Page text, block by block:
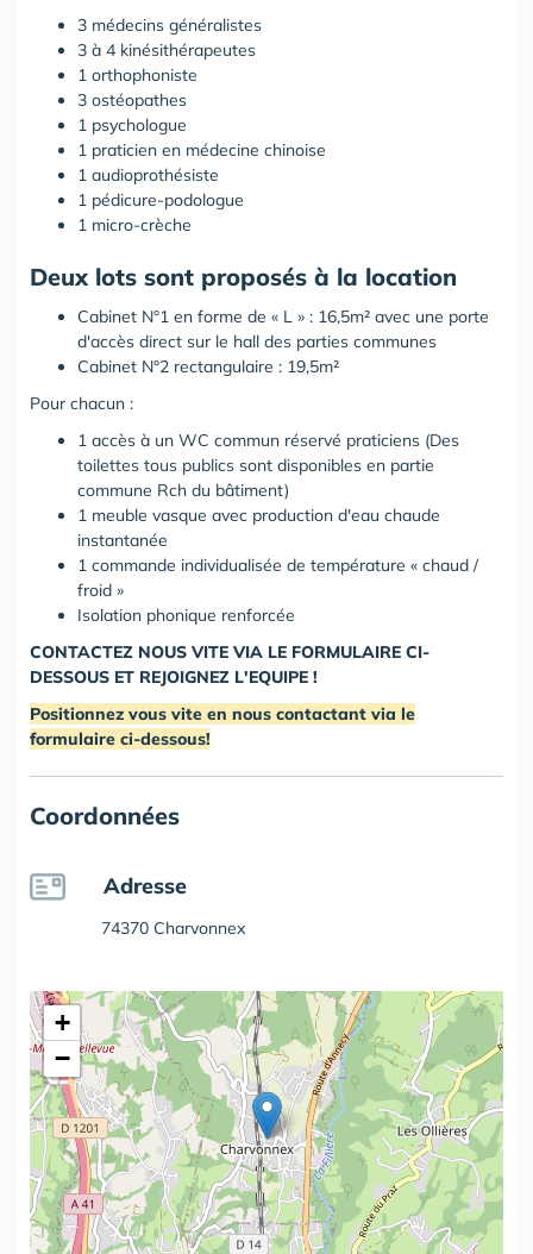
3 médecins généralistes
3 à 4 kinésithérapeutes
1 orthophoniste
3 ostéopathes
1 psychologue
1 praticien en médecine chinoise
1 audioprothésiste
1 pédicure-podologue
1 micro-crèche
Deux lots sont proposés à la location
Cabinet N°1 en forme de « L » : 16,5m² avec une porte
d'accès direct sur le hall des parties communes
Cabinet N°2 rectangulaire : 19,5m²
Pour chacun :
1 accès à un WC commun réservé praticiens (Des
toilettes tous publics sont disponibles en partie
commune Rch du bâtiment)
1 meuble vasque avec production d'eau chaude
instantanée
1 commande individualisée de température « chaud /
froid »
Isolation phonique renforcée
CONTACTEZ NOUS VITE VIA LE FORMULAIRE CI-
DESSOUS ET REJOIGNEZ L'EQUIPE !
Positionnez vous vite en nous contactant via le
formulaire ci-dessous!
Coordonnées
Adresse
74370 Charvonnex
+
−